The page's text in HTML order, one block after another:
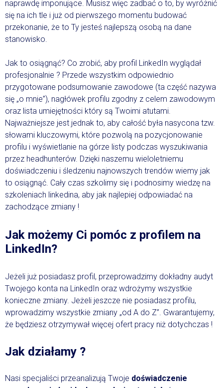
naprawdę imponujące. Musisz więc zadbać o to, by wyróżnić
się na ich tle i już od pierwszego momentu budować
przekonanie, że to Ty jesteś najlepszą osobą na dane
stanowisko.
Jak to osiągnąć? Co zrobić, aby profil LinkedIn wyglądał
profesjonalnie ? Przede wszystkim odpowiednio
przygotowane podsumowanie zawodowe (ta część nazywa
się „o mnie”), nagłówek profilu zgodny z celem zawodowym
oraz lista umiejętności który są Twoimi atutami.
Najważniejsze jest jednak to, aby całość była nasycona tzw.
słowami kluczowymi, które pozwolą na pozycjonowanie
profilu i wyświetlanie na górze listy podczas wyszukiwania
przez headhunterów. Dzięki naszemu wieloletniemu
doświadczeniu i śledzeniu najnowszych trendów wiemy jak
to osiągnąć. Cały czas szkolimy się i podnosimy wiedzę na
szkoleniach linkedina, aby jak najlepiej odpowiadać na
zachodzące zmiany !
Jak możemy Ci pomóc z profilem na
LinkedIn?
Jeżeli już posiadasz profil, przeprowadzimy dokładny audyt
Twojego konta na LinkedIn oraz wdrożymy wszystkie
konieczne zmiany. Jeżeli jeszcze nie posiadasz profilu,
wprowadzimy wszystkie zmiany „od A do Z”. Gwarantujemy,
że będziesz otrzymywał więcej ofert pracy niż dotychczas !
Jak działamy ?
Nasi specjaliści przeanalizują Twoje doświadczenie